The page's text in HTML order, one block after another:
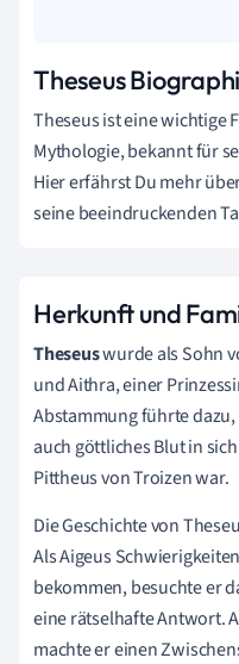
Theseus
Theseus ist eine wichtige
Mythologie, bekannt für
Hier erfährst Du mehr
seine beeindruckenden
Herkunft und
Theseuswurde als Sohn
und Aithra, einer
Abstammung führte
auch göttliches Blut in
Pittheus von Troizen war.
Die Geschichte von
Als Aigeus
bekommen, besuchte er
eine rätselhafte Antwort.
machte er einen